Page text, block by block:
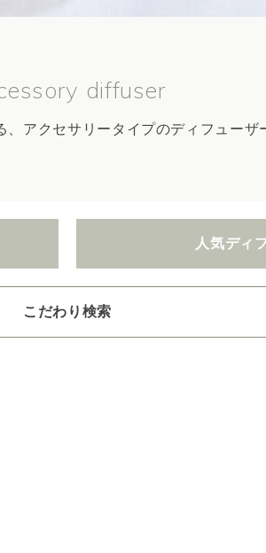
diffuser
、アクセサリータイプのディフューザ
人気ディ
こだわり検索